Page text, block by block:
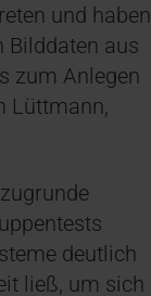
und haben
Bilddaten aus
zum Anlegen
Lüttmann,
deutlich
ließ, um sich